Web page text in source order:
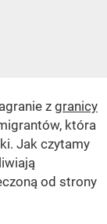
z granicy
która
Jak czytamy
od strony